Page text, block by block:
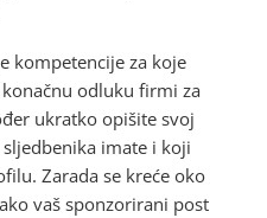
kompetencije za koje
odluku firmi za
ukratko opišite svoj
imate i koji
Zarada se kreće oko
vaš sponzorirani post